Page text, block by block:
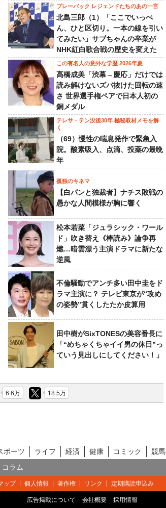
プレーバック レジェンドたちのあの一言
北島三郎（1）「ここでいっぺ
ん、ひと区切り。一本の線を引い
てみたい」サブちゃんの卒業が
NHK紅白歌合戦の歴史を変えた
この有名人の意外な学歴 2026年夏
高橋成美「渋幕→慶応」だけでは
読み解けないズバ抜けた回転の速
さ 世界選手権ペアで日本人初の
銅メダル
テレサ・テン没後30年 極秘取材メモを解
く
（69）慢性の喘息発作で緊急入
院。酸素吸入、点滴、投薬の最晩
年
孤独のキネマ
【白パンと独裁者】ナチス敗戦の
愚かな人間模様が胸に響く
松本若菜「ジュラシック・ワール
ド」吹き替え《棒読み》論争再
燃…暗雲漂う主演ドラマに新たな
逆風
不倫騒動でアンチ多い田中圭をド
ラマ主演に？ テレビ東京が“攻め
の姿勢”貫くしたたか皮算用
田中樹がSixTONESの美容番長に
「“めちゃくちゃイイ男の休日”っ
ていう見出しにしてください！」
6.6万 18.5万
ポーツ ライフ 経済 健康 コミック 競馬
コラム
ップ 個人情報 著作権 リンク 定期購読申込み
広告掲載について 会社概要 採用情報